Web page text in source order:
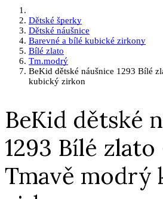
Dětské šperky
Dětské náušnice
Barevné a bílé kubické zirkony
Bílé zlato
Tm.modrý
BeKid dětské náušnice 1293 Bílé
kubický zirkon
BeKid dětské
1293 Bílé zlato
Tmavě modrý